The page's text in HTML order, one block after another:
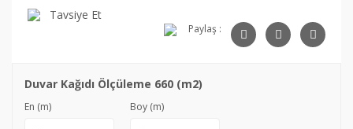
Tavsiye Et
Paylaş :
Duvar Kağıdı Ölçüleme 660 (m2)
En (m) Boy (m)